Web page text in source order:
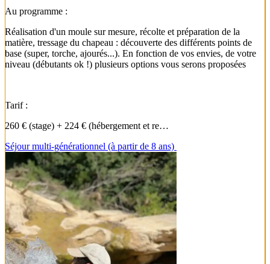
Au programme :
Réalisation d'un moule sur mesure, récolte et préparation de la
matière, tressage du chapeau : découverte des différents points de
base (super, torche, ajourés...). En fonction de vos envies, de votre
niveau (débutants ok !) plusieurs options vous serons proposées
Tarif :
260 € (stage) + 224 € (hébergement et re…
Séjour multi-générationnel (à partir de 8 ans)